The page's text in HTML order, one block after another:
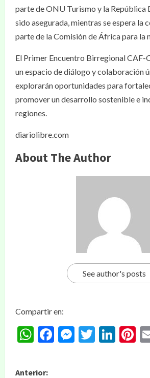
parte de ONU Turismo y la República
sido asegurada, mientras se espera la
parte de la Comisión de África para la
El Primer Encuentro Birregional
un espacio de diálogo y colaboración
explorarán oportunidades para
promover un desarrollo sostenible e
regiones.
diariolibre.com
About The Author
See author's posts
Compartir en:
WhatsApp
FacebookTwitter
Anterior: